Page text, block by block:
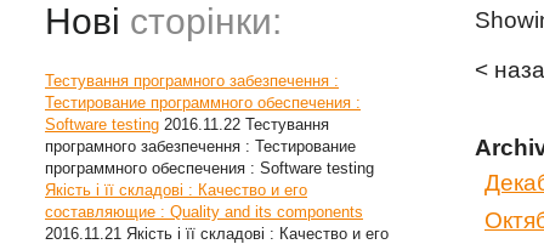
Нові сторінки:
Тестування програмного забезпечення :
Тестирование программного обеспечения :
Software testing 2016.11.22 Тестування
програмного забезпечення : Тестирование
программного обеспечения : Software testing
Якість і її складові : Качество и его
составляющие : Quality and its components
2016.11.21 Якість і її складові : Качество и его
<